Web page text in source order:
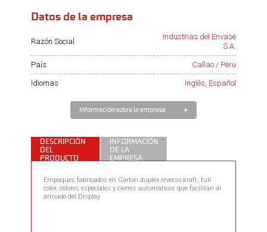
Datos de la empresa
Razón Social
Industrias del Envase
S.A.
País Callao / Peru
Idiomas Inglés, Español
Información sobre la empresa
DESCRIPCIÓN
DEL
PRODUCTO
Empaques fabricados en Carton duplex reverso kraft, full
color, colores especiales y cierres automaticos que facilitan al
armado del Display
INFORMACIÓN
DE LA
EMPRESA